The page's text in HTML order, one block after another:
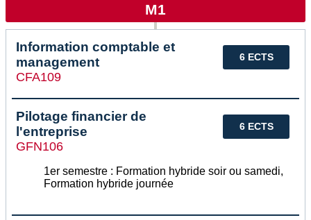
M1
6 ECTS
Information comptable et
management
CFA109
6 ECTS
Pilotage financier de
l'entreprise
GFN106
1er semestre : Formation hybride soir ou samedi,
Formation hybride journée